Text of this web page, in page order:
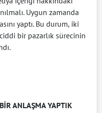
Uygun zamanda
yaptı. Bu durum, iki
bir pazarlık sürecinin
ANLAŞMA YAPTIK